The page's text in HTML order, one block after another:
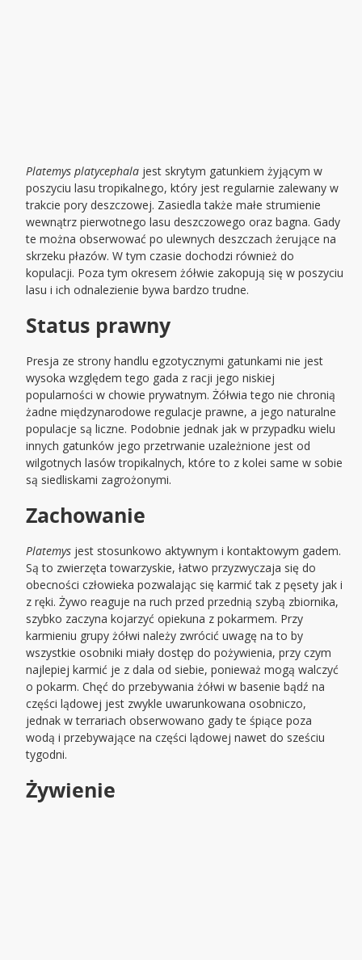
Platemys platycephala jest skrytym gatunkiem żyjącym w
poszyciu lasu tropikalnego, który jest regularnie zalewany w
trakcie pory deszczowej. Zasiedla także małe strumienie
wewnątrz pierwotnego lasu deszczowego oraz bagna. Gady
te można obserwować po ulewnych deszczach żerujące na
skrzeku płazów. W tym czasie dochodzi również do
kopulacji. Poza tym okresem żółwie zakopują się w poszyciu
lasu i ich odnalezienie bywa bardzo trudne.
Status prawny
Presja ze strony handlu egzotycznymi gatunkami nie jest
wysoka względem tego gada z racji jego niskiej
popularności w chowie prywatnym. Żółwia tego nie chronią
żadne międzynarodowe regulacje prawne, a jego naturalne
populacje są liczne. Podobnie jednak jak w przypadku wielu
innych gatunków jego przetrwanie uzależnione jest od
wilgotnych lasów tropikalnych, które to z kolei same w sobie
są siedliskami zagrożonymi.
Zachowanie
Platemys jest stosunkowo aktywnym i kontaktowym gadem.
Są to zwierzęta towarzyskie, łatwo przyzwyczaja się do
obecności człowieka pozwalając się karmić tak z pęsety jak i
z ręki. Żywo reaguje na ruch przed przednią szybą zbiornika,
szybko zaczyna kojarzyć opiekuna z pokarmem. Przy
karmieniu grupy żółwi należy zwrócić uwagę na to by
wszystkie osobniki miały dostęp do pożywienia, przy czym
najlepiej karmić je z dala od siebie, ponieważ mogą walczyć
o pokarm. Chęć do przebywania żółwi w basenie bądź na
części lądowej jest zwykle uwarunkowana osobniczo,
jednak w terrariach obserwowano gady te śpiące poza
wodą i przebywające na części lądowej nawet do sześciu
tygodni.
Żywienie